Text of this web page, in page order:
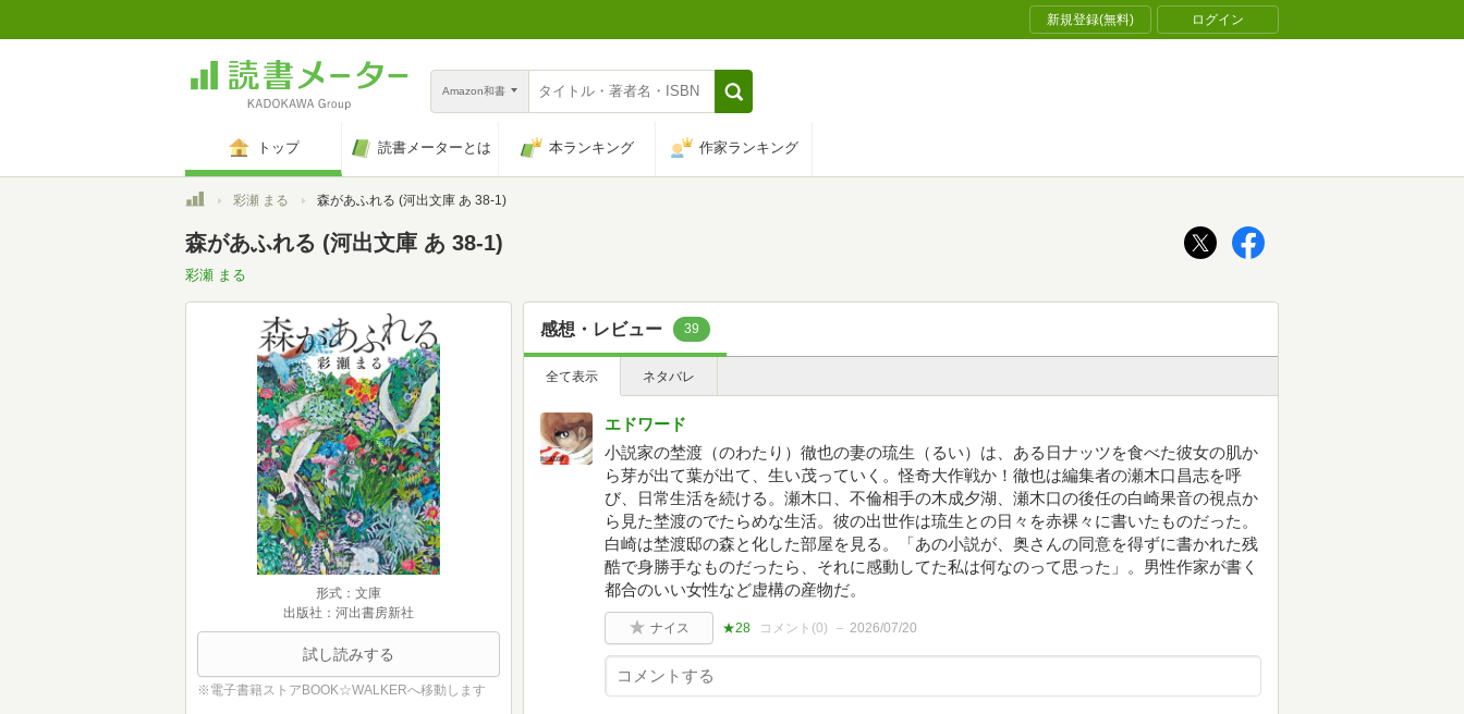
新規登録(無料) ログイン
Amazon和書
トップ 読書メーターとは 本ランキング 作家ランキング
トップ彩瀬 まる 森があふれる (河出文庫 あ 38-1)
森があふれる (河出文庫 あ 38-1)
彩瀬 まる
形式：文庫
出版社：河出書房新社
試し読みする
※電子書籍ストアBOOK☆WALKERへ移動します
感想・レビュー 39
全て表示 ネタバレ
エドワード
小説家の埜渡（のわたり）徹也の妻の琉生（るい）は、ある日ナッツを食べた彼女の肌か
ら芽が出て葉が出て、生い茂っていく。怪奇大作戦か！徹也は編集者の瀬木口昌志を呼
び、日常生活を続ける。瀬木口、不倫相手の木成夕湖、瀬木口の後任の白崎果音の視点か
ら見た埜渡のでたらめな生活。彼の出世作は琉生との日々を赤裸々に書いたものだった。
白崎は埜渡邸の森と化した部屋を見る。「あの小説が、奥さんの同意を得ずに書かれた残
酷で身勝手なものだったら、それに感動してた私は何なのって思った」。男性作家が書く
都合のいい女性など虚構の産物だ。
ナイス ★28 コメント(0) 2026/07/20